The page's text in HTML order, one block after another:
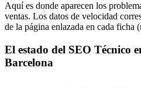
Aquí es donde aparecen los
ventas. Los datos de velocidad
de la página enlazada en cada ficha
El estado del SEO Técnico
Barcelona